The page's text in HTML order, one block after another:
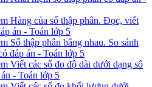
Hàng của số thập phân. Đọc, viết
án - Toán lớp 5
Số thập phân bằng nhau. So sánh
đáp án - Toán lớp 5
Viết các số đo độ dài dưới dạng số
- Toán lớp 5